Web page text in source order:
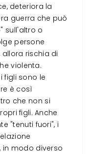
deteriora la
guerra che può
sull'altro o
persone
rischia di
violenta.
figli sono le
è così
che non si
figli. Anche
"tenuti fuori", i
in modo diverso